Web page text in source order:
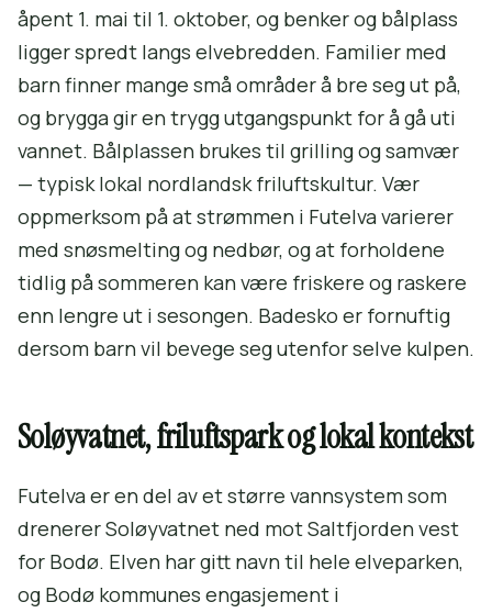
åpent 1. mai til 1. oktober, og benker og bålplass
ligger spredt langs elvebredden. Familier med
barn finner mange små områder å bre seg ut på,
og brygga gir en trygg utgangspunkt for å gå uti
vannet. Bålplassen brukes til grilling og samvær
— typisk lokal nordlandsk friluftskultur. Vær
oppmerksom på at strømmen i Futelva varierer
med snøsmelting og nedbør, og at forholdene
tidlig på sommeren kan være friskere og raskere
enn lengre ut i sesongen. Badesko er fornuftig
dersom barn vil bevege seg utenfor selve kulpen.
Soløyvatnet, friluftspark og lokal kontekst
Futelva er en del av et større vannsystem som
drenerer Soløyvatnet ned mot Saltfjorden vest
for Bodø. Elven har gitt navn til hele elveparken,
og Bodø kommunes engasjement i